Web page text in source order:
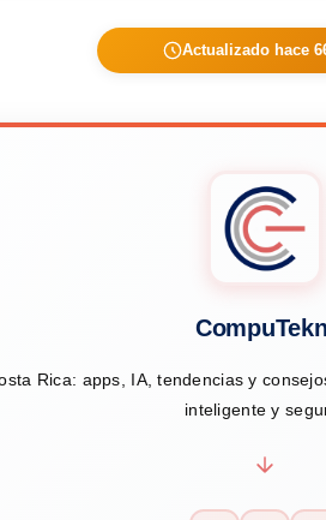
Actualizado hace
Rica: apps, IA, tendencias y
inteligente y